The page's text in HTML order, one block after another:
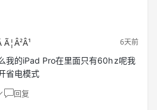
Ã¦Â²Â¹
6天前
我的iPad Pro在里面只有60h z呢我
省电模式
回复